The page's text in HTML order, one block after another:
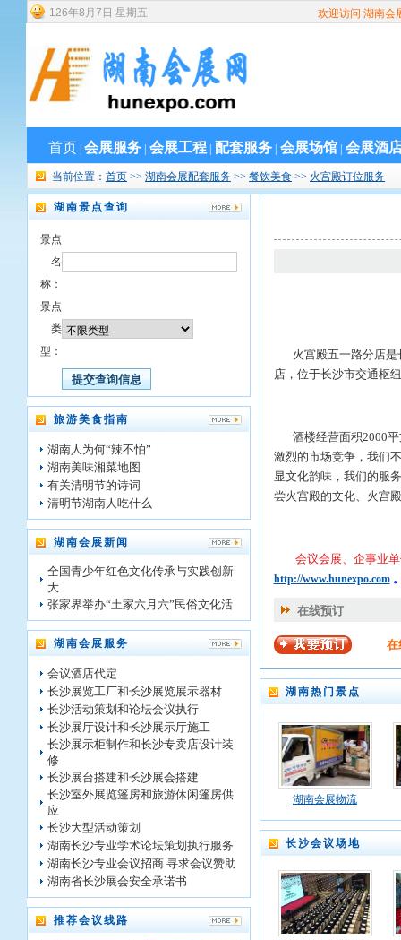
126年8 月 7 日 星期五 欢迎访问 湖南会
首页 会展服务 会展工程 配套服务 会展场馆 会展酒
当前位置： 首页 >> 湖南会展配套服务 >> 餐饮美食 >> 火宫殿订位服务
湖南景点查询
景点
名
称：
景点
类
型：
旅游美食指南
湖南人为何“辣不怕”
湖南美味湘菜地图
有关清明节的诗词
清明节湖南人吃什么
湖南会展新闻
全国青少年红色文化传承与实践创新
大
张家界举办“土家六月六”民俗文化活
湖南会展服务
会议酒店代定
长沙展览工厂和长沙展览展示器材
长沙活动策划和论坛会议执行
长沙展厅设计和长沙展示厅施工
长沙展示柜制作和长沙专卖店设计装
修
长沙展台搭建和长沙展会搭建
长沙室外展览篷房和旅游休闲篷房供
应
长沙大型活动策划
湖南长沙专业学术论坛策划执行服务
湖南长沙专业会议招商 寻求会议赞助
湖南省长沙展会安全承诺书
推荐会议线路
火宫殿五一路分店是
店，位于长沙市交通枢
酒楼经营面积2000平
激烈的市场竞争，我们
显文化韵味，我们的服
尝火宫殿的文化、火宫
会议会展、企事业
http://www.hunexpo.com
在线预订
在
湖南热门景点
湖南会展物流
长沙会议场地